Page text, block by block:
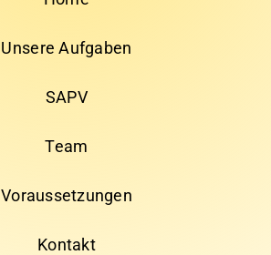
Unsere Aufgaben
SAPV
Team
Voraussetzungen
Kontakt